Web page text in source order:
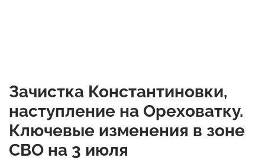
Зачистка Константиновки,
наступление на Ореховатку.
Ключевые изменения в зоне
СВО на 3 июля